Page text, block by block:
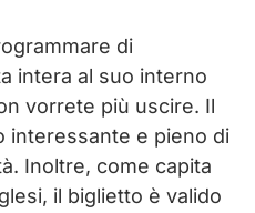
di
intera al suo interno
vorrete più uscire. Il
interessante e pieno di
Inoltre, come capita
il biglietto è valido